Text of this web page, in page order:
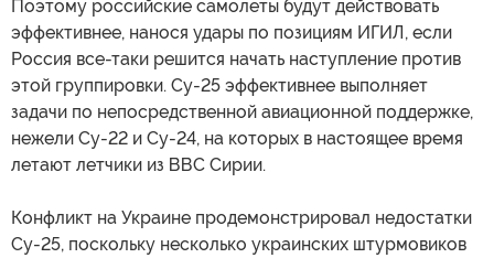
Поэтому российские самолеты будут действовать
эффективнее, нанося удары по позициям ИГИЛ, если
Россия все-таки решится начать наступление против
этой группировки. Су-25 эффективнее выполняет
задачи по непосредственной авиационной поддержке,
нежели Су-22 и Су-24, на которых в настоящее время
летают летчики из ВВС Сирии.
Конфликт на Украине продемонстрировал недостатки
Су-25, поскольку несколько украинских штурмовиков